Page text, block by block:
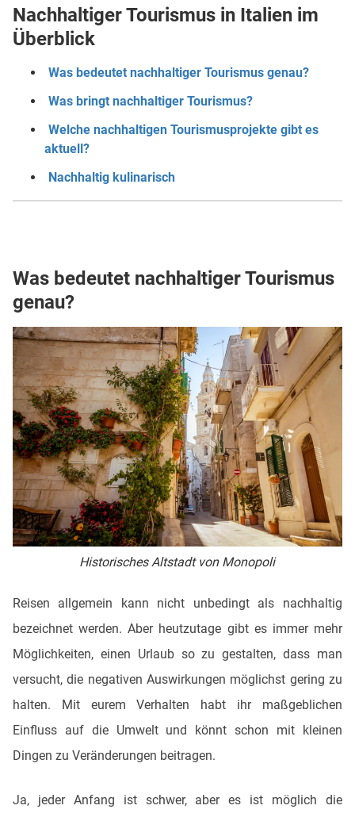
Nachhaltiger Tourismus in Italien im
Überblick
Was bedeutet nachhaltiger Tourismus genau?
Was bringt nachhaltiger Tourismus?
Welche nachhaltigen Tourismusprojekte gibt es
aktuell?
Nachhaltig kulinarisch
Was bedeutet nachhaltiger Tourismus
genau?
Historisches Altstadt von Monopoli
Reisen allgemein kann nicht unbedingt als nachhaltig
bezeichnet werden. Aber heutzutage gibt es immer mehr
Möglichkeiten, einen Urlaub so zu gestalten, dass man
versucht, die negativen Auswirkungen möglichst gering zu
halten. Mit eurem Verhalten habt ihr maßgeblichen
Einfluss auf die Umwelt und könnt schon mit kleinen
Dingen zu Veränderungen beitragen.
Ja, jeder Anfang ist schwer, aber es ist möglich die